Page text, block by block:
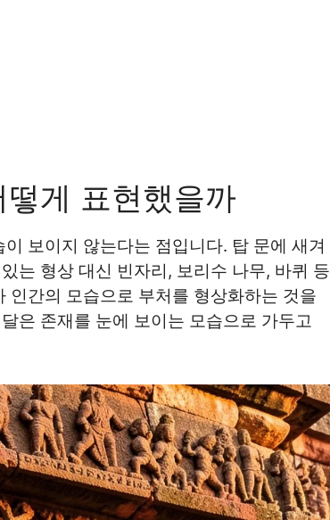
게 표현했을까
보이지 않는다는 점입니다. 탑 문에 새겨
는 형상 대신 빈자리, 보리수 나무, 바퀴 등
인간의 모습으로 부처를 형상화하는 것을
은 존재를 눈에 보이는 모습으로 가두고